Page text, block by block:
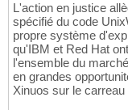
L'action en justice
spécifié du code
propre système
qu'IBM et Red Hat
l'ensemble du
en grandes
Xinuos sur le carreau